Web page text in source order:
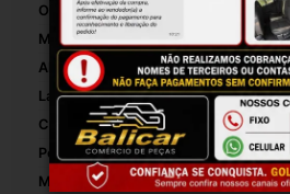
OEM:
MPN:
Altura Da Embalagem:
Largura Da Embalagem:
Comprimento Da Embalagem:
Peso Da Embalagem:
Modelo: